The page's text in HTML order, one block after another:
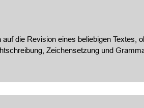
die Revision eines beliebigen Textes,
Zeichensetzung und